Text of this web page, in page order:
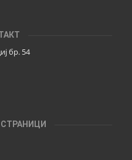
бр. 54
СТРАНИЦИ